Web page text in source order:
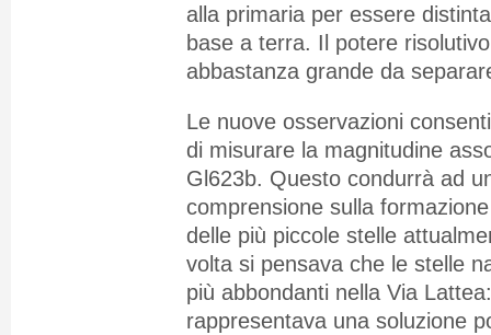
alla primaria per essere
base a terra. Il potere risolutivo
abbastanza grande da
Le nuove osservazioni
di misurare la magnitudine
Gl623b. Questo condurrà ad
comprensione sulla formazione
delle più piccole stelle
volta si pensava che le stelle
più abbondanti nella Via
rappresentava una soluzione